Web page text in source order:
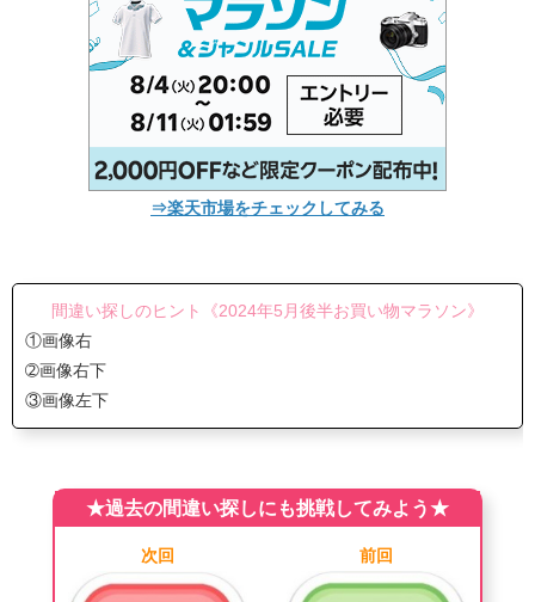
⇒楽天市場をチェックしてみる
間違い探しのヒント《2024年5月後半お買い物マラソン》
①画像右
➁画像右下
③画像左下
★過去の間違い探しにも挑戦してみよう★
次回 前回